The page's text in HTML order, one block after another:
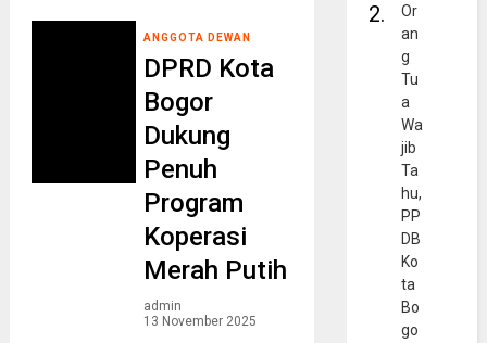
ANGGOTA DEWAN
DPRD Kota
Bogor
Dukung
Penuh
Program
Koperasi
Merah Putih
admin
13 November 2025
2.
Or
an
g
Tu
a
Wa
jib
Ta
hu,
PP
DB
Ko
ta
Bo
go